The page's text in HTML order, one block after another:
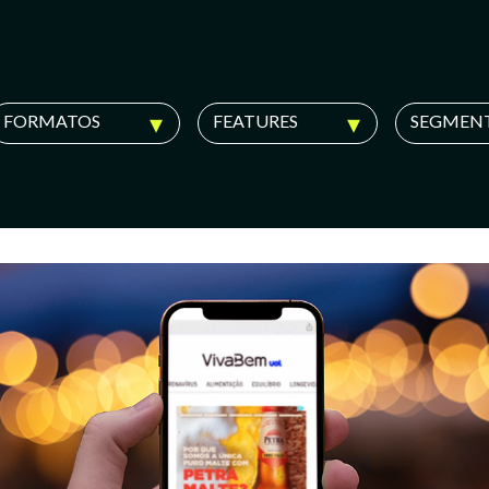
FORMATOS FEATURES